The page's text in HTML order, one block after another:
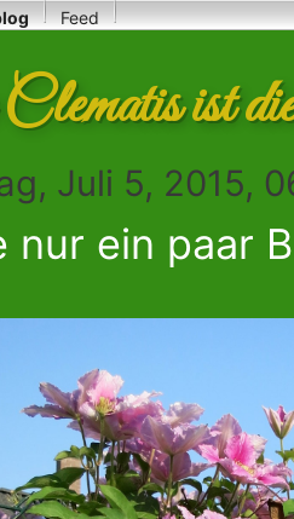
Feed
ist
Juli 5, 2015,
nur ein paar